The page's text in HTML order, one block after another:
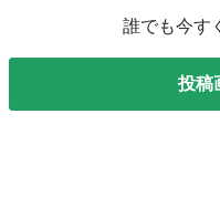
誰でも今す
投稿